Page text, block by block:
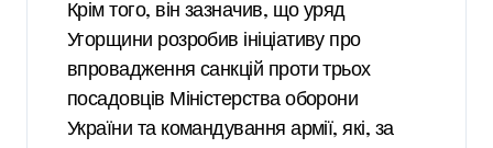
Крім того, він зазначив, що уряд
Угорщини розробив ініціативу про
впровадження санкцій проти трьох
посадовців Міністерства оборони
України та командування армії, які, за